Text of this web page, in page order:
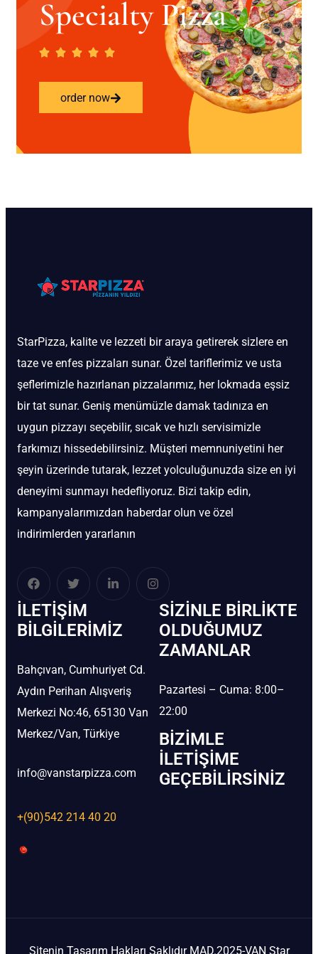
Specialty Pizza
order now
StarPizza, kalite ve lezzeti bir araya getirerek sizlere en
taze ve enfes pizzaları sunar. Özel tariflerimiz ve usta
şeflerimizle hazırlanan pizzalarımız, her lokmada eşsiz
bir tat sunar. Geniş menümüzle damak tadınıza en
uygun pizzayı seçebilir, sıcak ve hızlı servisimizle
farkımızı hissedebilirsiniz. Müşteri memnuniyetini her
şeyin üzerinde tutarak, lezzet yolculuğunuzda size en iyi
deneyimi sunmayı hedefliyoruz. Bizi takip edin,
kampanyalarımızdan haberdar olun ve özel
indirimlerden yararlanın
İLETIŞIM
BİLGILERIMIZ
Bahçıvan, Cumhuriyet Cd.
Aydın Perihan Alışveriş
Merkezi No:46, 65130 Van
Merkez/Van, Türkiye
info@vanstarpizza.com
+(90)542 214 40 20
SIZINLE BIRLIKTE
OLDUĞUMUZ
ZAMANLAR
Pazartesi – Cuma: 8:00–
22:00
BIZIMLE
İLETIŞIME
GEÇEBILIRSINIZ
Sitenin Tasarım Hakları Saklıdır MAD.2025-VAN Star